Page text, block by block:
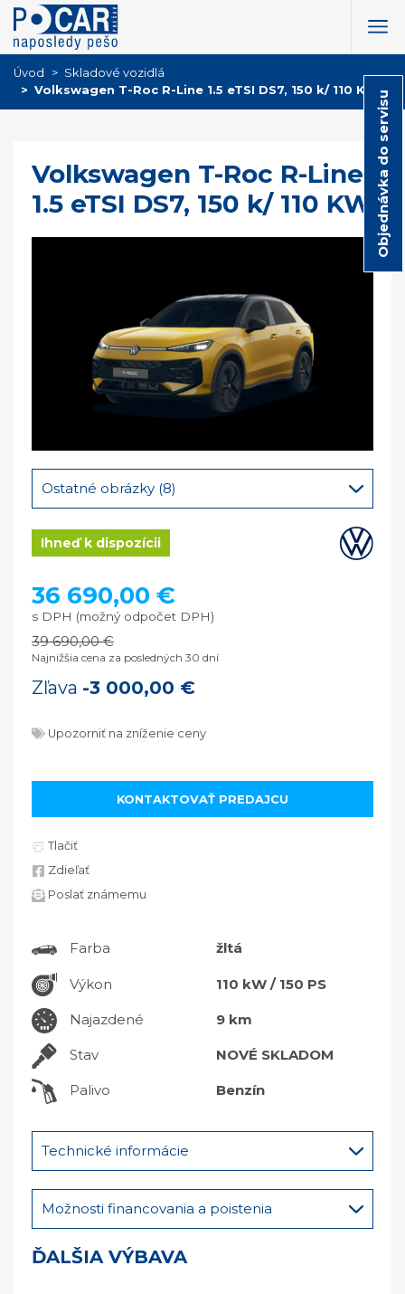
Úvod
Skladové vozidlá
Volkswagen T-Roc R-Line 1.5 eTSI DS7, 150 k/ 110 KW
Volkswagen T-Roc R-Line
1.5 eTSI DS7, 150 k/ 110 KW
Ostatné obrázky (8)
Ihneď k dispozícii
36 690,00 €
s DPH (možný odpočet DPH)
39 690,00 €
Najnižšia cena za posledných 30 dní
Zľava -3 000,00 €
Upozorniť na zníženie ceny
KONTAKTOVAŤ PREDAJCU
Tlačiť
Zdieľať
Poslať známemu
Farba žltá
Výkon 110 kW / 150 PS
Najazdené 9 km
Stav NOVÉ SKLADOM
Palivo Benzín
Technické informácie
Možnosti financovania a poistenia
ĎALŠIA VÝBAVA
Objednávka do servisu